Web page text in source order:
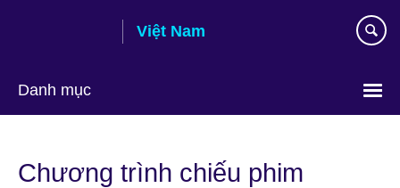
Việt Nam
Danh mục
language
Chương trình chiếu phim